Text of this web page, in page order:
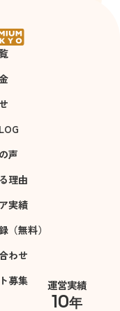
声
理由
実績
（無料）
わせ
募集 運営実績
10年